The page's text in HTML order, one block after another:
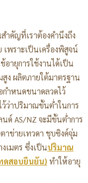
ำคัญที่เราต้องคำนึงถึง
เพราะเป็นเครื่องพิสูจน์
ายุการใช้งานได้เป็น
ง ผลิตภายใต้มาตรฐาน
กำหนดขนาดลวดไว้
ว่าปริมาณขั้นต่ำในการ
ด์ AS/NZ จะมีขั้นต่ำการ
าข่ายเทวดา ชุบซิงค์จุ่ม
เมตร ซึ่งเป็นปริมาณ
ดสอบยืนยัน) ทำให้อายุ